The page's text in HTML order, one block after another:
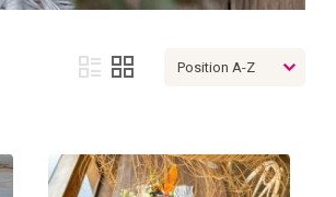
Grille
Liste